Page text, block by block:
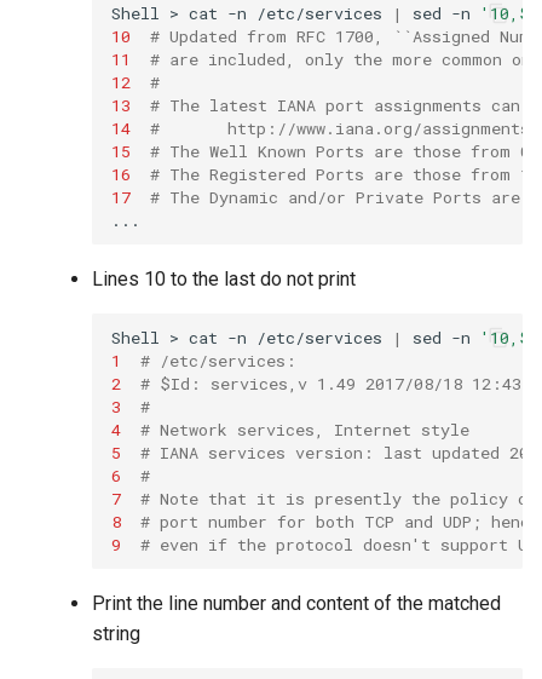
Shell > cat -n /etc/services | sed -n
10
# Updated from RFC 1700, ``Assigned
11
# are included, only the more common
12
#
13
# The latest IANA port assignments can
14
#       http://www.iana.org/assignments/
15
# The Well Known Ports are those from 0
16
# The Registered Ports are those from
17
# The Dynamic and/or Private Ports are
Lines 10 to the last do not print
Shell > cat -n /etc/services | sed -n
1
# /etc/services:
2
# $Id: services,v 1.49 2017/08/18
3
#
4
# Network services, Internet style
5
# IANA services version: last updated
6
#
7
# Note that it is presently the policy of
8
# port number for both TCP and UDP;
9
# even if the protocol doesn't support
Print the line number and content of the matched
string